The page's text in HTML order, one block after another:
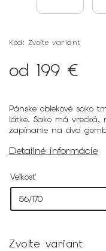
Kód: Zvoľte variant
od 199 €
Pánske oblekové sako
látke. Sako má
zapínanie na dva
Detailné informácie
Veľkosť
Zvoľte variant